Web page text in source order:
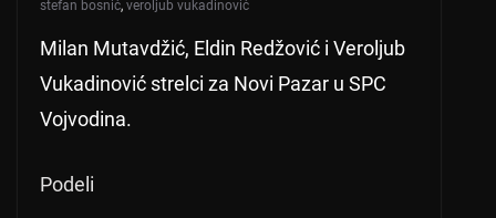
stefan bosnić, veroljub vukadinović
Milan Mutavdžić, Eldin Redžović i Veroljub
Vukadinović strelci za Novi Pazar u SPC
Vojvodina.
Podeli